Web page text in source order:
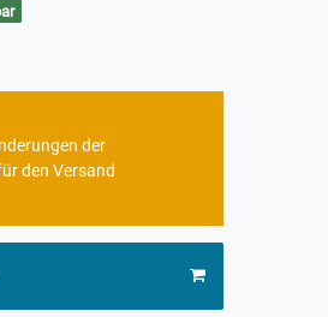
der
den Versand